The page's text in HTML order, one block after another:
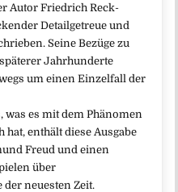
Autor Friedrich Reck-
Detailgetreue und
Seine Bezüge zu
Jahrhunderte
um einen Einzelfall der
was es mit dem Phänomen
hat, enthält diese Ausgabe
Freud und einen
über
neuesten Zeit.